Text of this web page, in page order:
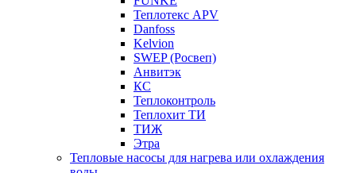
Теплотекс APV
Danfoss
Kelvion
SWEP (Росвеп)
Анвитэк
КС
Теплоконтроль
Теплохит ТИ
ТИЖ
Этра
Тепловые насосы для нагрева или охлаждения